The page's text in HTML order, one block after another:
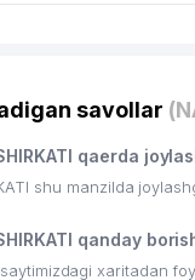
savollar
qaerda
shu manzilda
qanday
xaritadan